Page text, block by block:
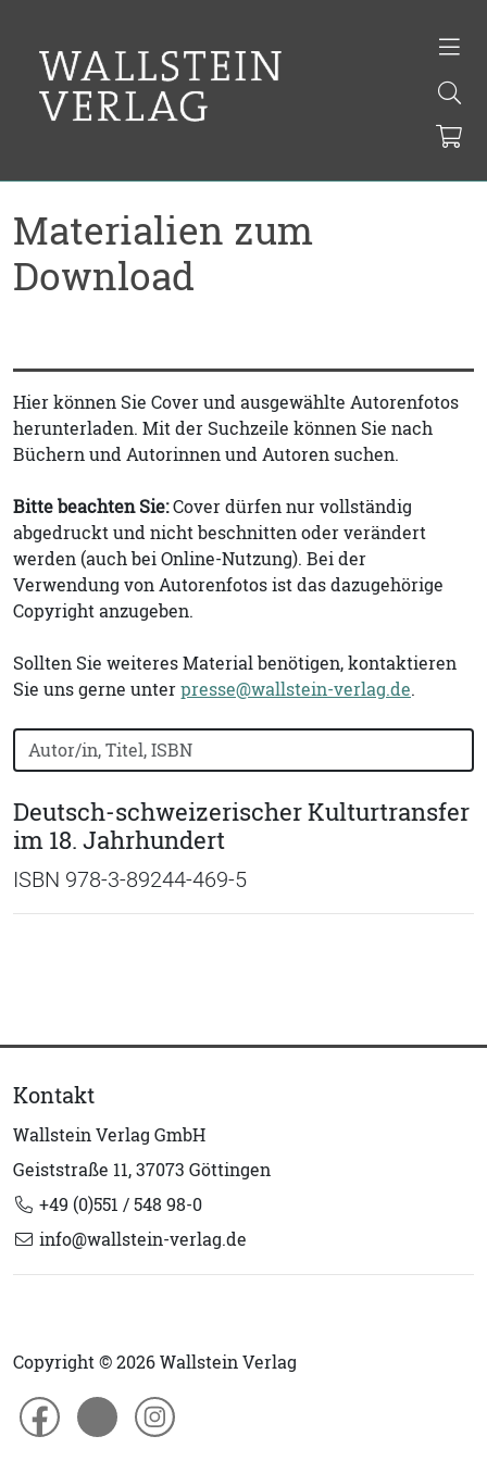
Materialien zum
Download
Hier können Sie Cover und ausgewählte Autorenfotos
herunterladen. Mit der Suchzeile können Sie nach
Büchern und Autorinnen und Autoren suchen.
Bitte beachten Sie:Cover dürfen nur vollständig
abgedruckt und nicht beschnitten oder verändert
werden (auch bei Online-Nutzung). Bei der
Verwendung von Autorenfotos ist das dazugehörige
Copyright anzugeben.
Sollten Sie weiteres Material benötigen, kontaktieren
Sie uns gerne unterpresse@wallstein-verlag.de.
Bücher nach Buchtitel, Autorennamen oder ISBN
Deutsch-schweizerischer Kulturtransfer
im 18. Jahrhundert
ISBN 978-3-89244-469-5
Kontakt
Wallstein Verlag GmbH
Geiststraße 11, 37073 Göttingen
+49 (0)551 / 548 98-0
info@wallstein-verlag.de
Copyright © 2026 Wallstein Verlag